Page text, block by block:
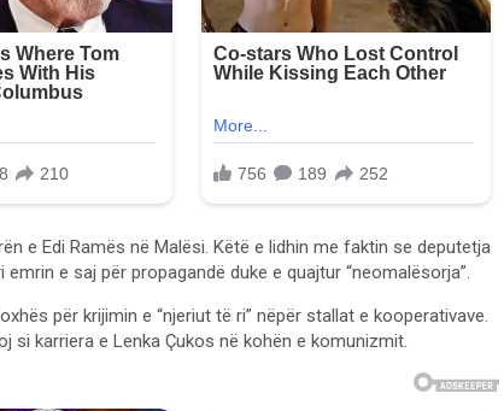
e Edi Ramës në Malësi. Këtë e lidhin me faktin se deputetja
e saj për propagandë duke e quajtur “neomalësorja”.
për krijimin e “njeriut të ri” nëpër stallat e kooperativave.
si karriera e Lenka Çukos në kohën e komunizmit.